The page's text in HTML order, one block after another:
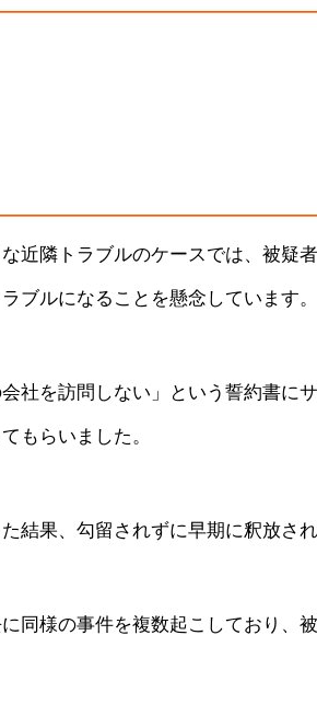
近隣トラブルのケースでは、被疑
ブルになることを懸念しています。
社を訪問しない」という誓約書に
もらいました。
結果、勾留されずに早期に釈放され
同様の事件を複数起こしており、